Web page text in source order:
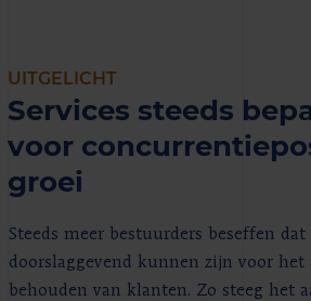
UITGELICHT
Services steeds
voor
groei
Steeds meer bestuurders beseffen dat
doorslaggevend kunnen zijn voor het
behouden van klanten. Zo steeg het